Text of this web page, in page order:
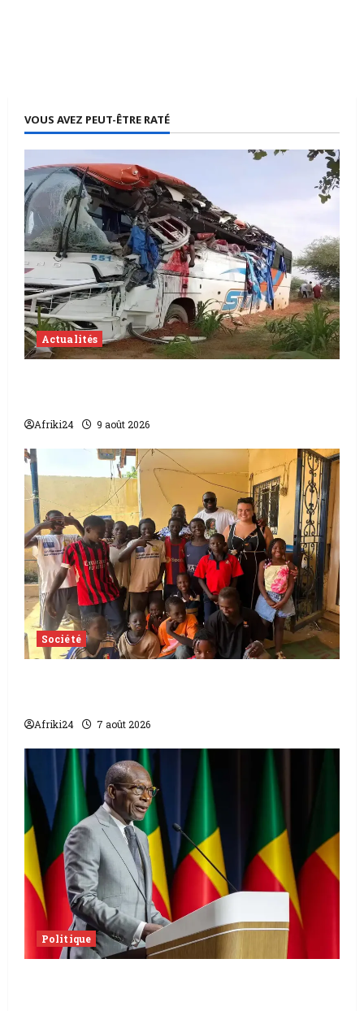
VOUS AVEZ PEUT-ÊTRE RATÉ
Actualités
Afriki24 9 août 2026
Société
Afriki24 7 août 2026
Politique